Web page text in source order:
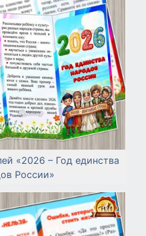
«2026 – Год единства
России»